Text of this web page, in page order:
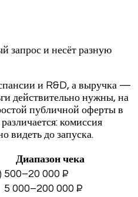
запрос и несёт разную
и R&D, а выручка —
действительно нужны, на
публичной оферты в
комиссия
видеть до запуска.
Диапазон чека
500–20 000 ₽
5 000–200 000 ₽